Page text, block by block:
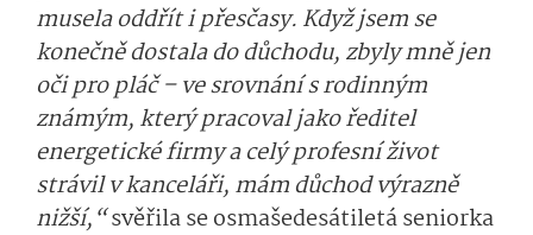
musela oddřít i přesčasy. Když jsem se
konečně dostala do důchodu, zbyly mně jen
oči pro pláč – ve srovnání s rodinným
známým, který pracoval jako ředitel
energetické firmy a celý profesní život
strávil v kanceláři, mám důchod výrazně
nižší,“svěřila se osmašedesátiletá seniorka